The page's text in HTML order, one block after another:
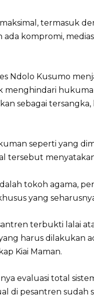
termasuk
kompromi,
Ndolo Kusumo
menghindari
sebagai
seperti yang
tersebut
tokoh agama,
yang
terbukti lalai
harus dilakukan
Kiai Maman.
evaluasi total
di pesantren sudah